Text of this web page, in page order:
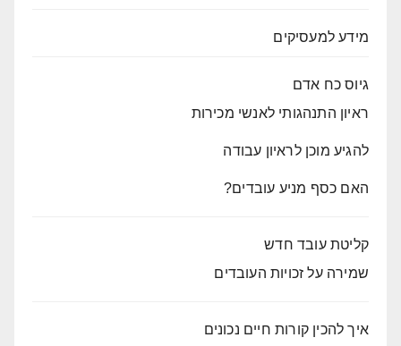
מידע למעסיקים
גיוס כח אדם
ראיון התנהגותי לאנשי מכירות
להגיע מוכן לראיון עבודה
האם כסף מניע עובדים?
קליטת עובד חדש
שמירה על זכויות העובדים
איך להכין קורות חיים נכונים